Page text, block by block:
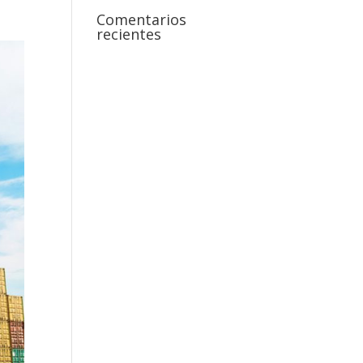
Comentarios
recientes